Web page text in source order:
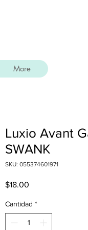
Luxio Avant
SWANK
SKU: 055374601971
$18.00
Cantidad *
More